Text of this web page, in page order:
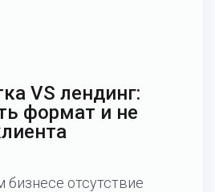
VS лендинг:
формат и не
отсутствие